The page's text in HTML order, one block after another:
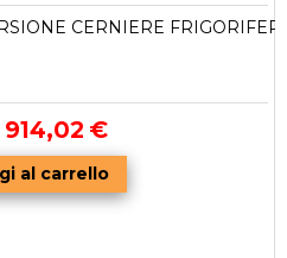
CERNIERE
914,02 €